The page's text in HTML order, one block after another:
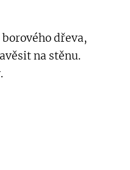
dřeva,
na stěnu.